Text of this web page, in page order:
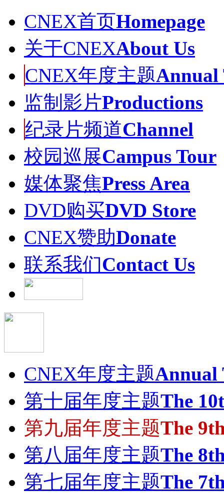
CNEX首页Homepage
关于CNEXAbout Us
CNEX年度主题Annual
监制影片Productions
纪录片频道Channel
校园巡展Campus Tour
媒体聚焦Press Area
DVD购买DVD Store
CNEX赞助Donate
联系我们Contact Us
CNEX年度主题Annual
第十届年度主题The
第九届年度主题The
第八届年度主题The
第七届年度主题The